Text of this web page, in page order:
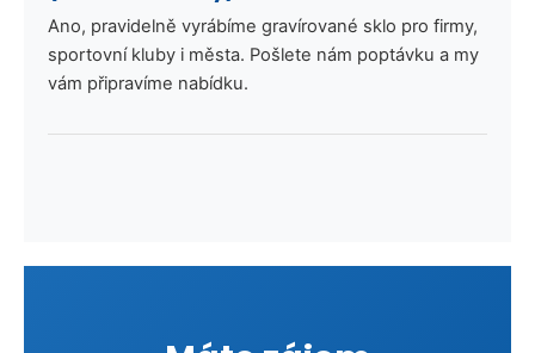
Ano, pravidelně vyrábíme gravírované sklo pro firmy,
sportovní kluby i města. Pošlete nám poptávku a my
vám připravíme nabídku.